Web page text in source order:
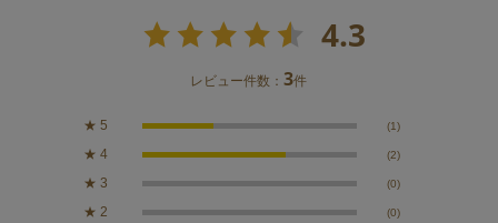
4.3
レビュー件数：3件
★ 5 (1)
★ 4 (2)
★ 3 (0)
★ 2 (0)